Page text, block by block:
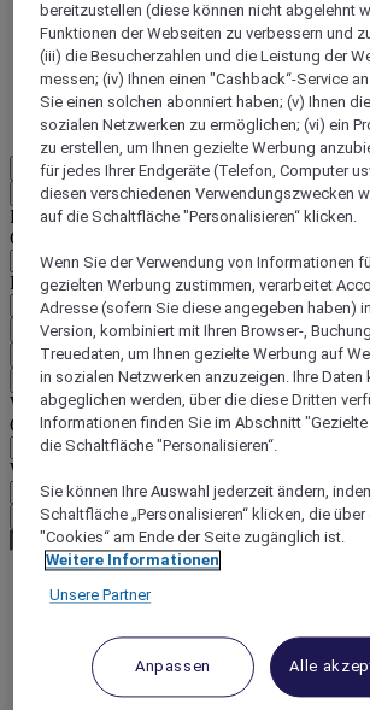
15% rabatt das ganze Jahrüber
bei über 30 Marken
JETZT ANMELDEN
Mehr
DE
Zurück
Land und Sprache unten auswählen
Geografische Zone
Land/Region - Sprache
Mein Land und meine Sprache bestätigen
EUR (€)
Zurück
Währung unten auswählen
Geografische Zone
Währung
Meine Währung bestätigen
Europe
Portugal
LISBON AND TAGUS VALLEY
Almada
bereitzustellen (diese können nicht abgelehnt
Funktionen der Webseiten zu verbessern und
(iii) die Besucherzahlen und die Leistung der
messen; (iv) Ihnen einen "Cashback“-Service
Sie einen solchen abonniert haben; (v) Ihnen
sozialen Netzwerken zu ermöglichen; (vi) ein
zu erstellen, um Ihnen gezielte Werbung
für jedes Ihrer Endgeräte (Telefon, Computer
diesen verschiedenen Verwendungszwecken
auf die Schaltfläche "Personalisieren“ klicken.
Wenn Sie der Verwendung von Informationen
gezielten Werbung zustimmen, verarbeitet
Adresse (sofern Sie diese angegeben haben)
Version, kombiniert mit Ihren Browser-,
Treuedaten, um Ihnen gezielte Werbung auf
in sozialen Netzwerken anzuzeigen. Ihre Daten
abgeglichen werden, über die diese Dritten
Informationen finden Sie im Abschnitt "Gezielte
die Schaltfläche "Personalisieren“.
Sie können Ihre Auswahl jederzeit ändern,
Schaltfläche „Personalisieren“ klicken, die über
"Cookies“ am Ende der Seite zugänglich ist.
Weitere Informationen
Unsere Partner
Anpassen Alle